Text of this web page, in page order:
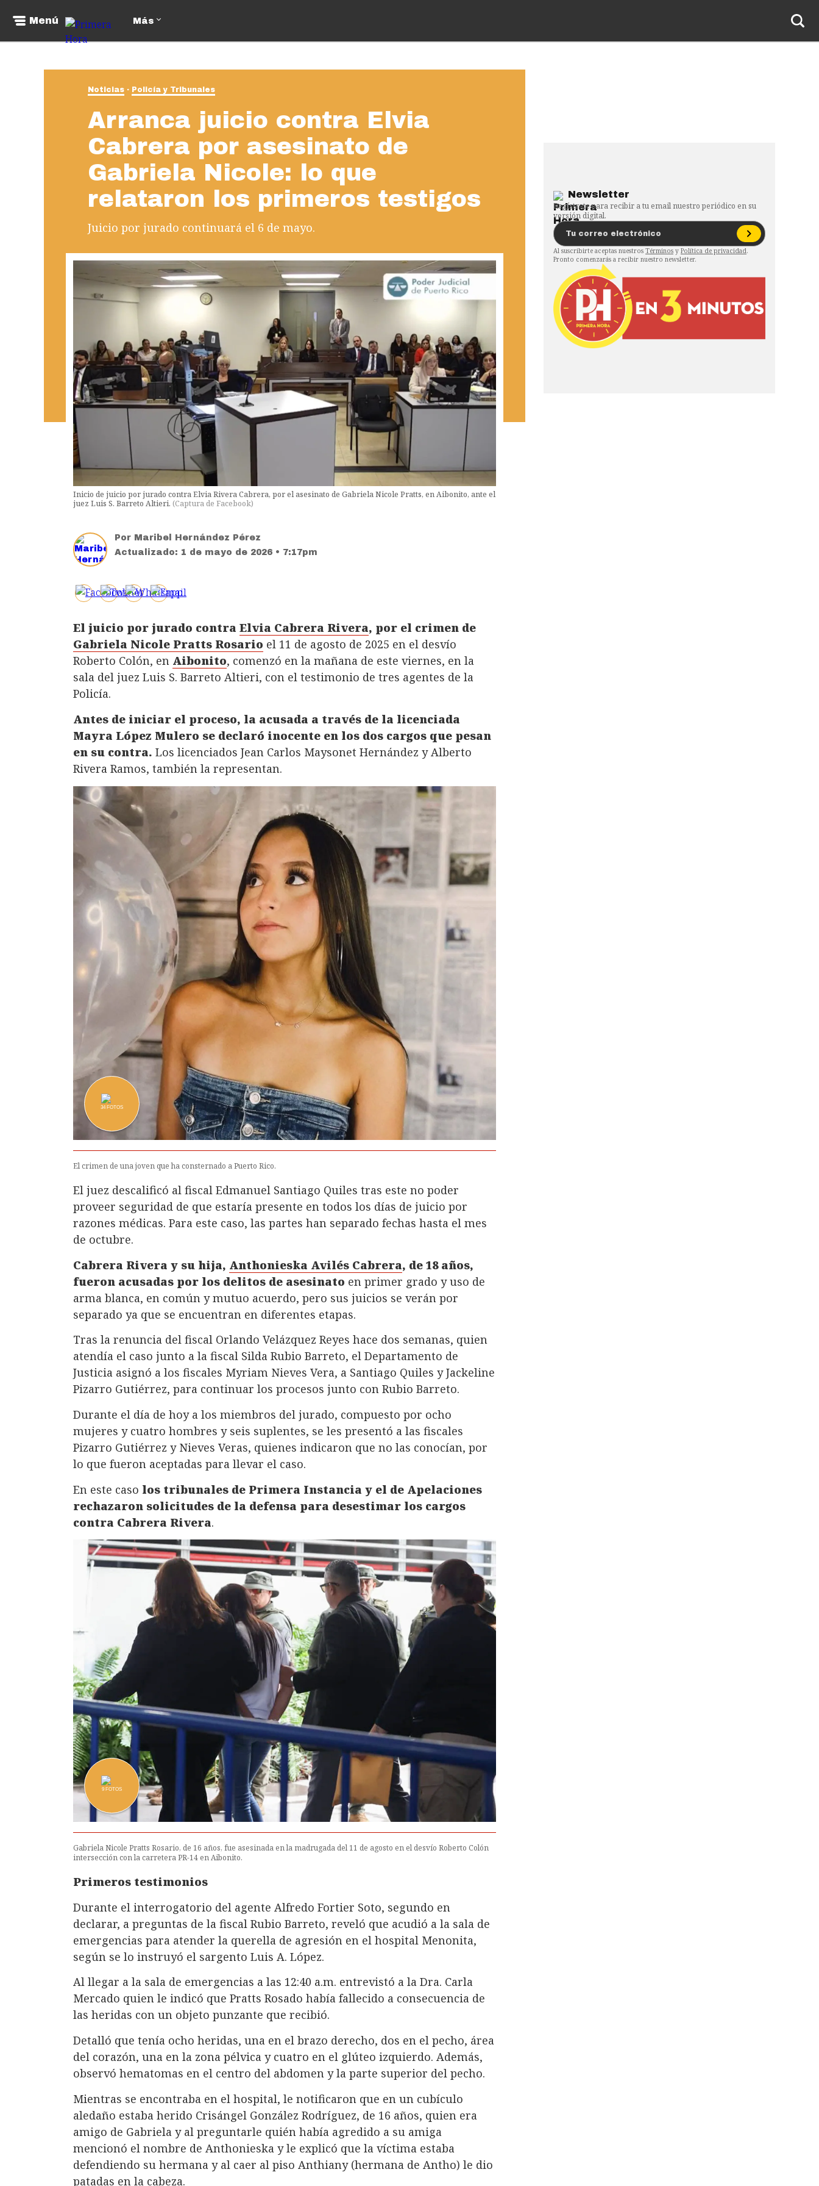
Menú Más
Noticias Policía y Tribunales
Arranca juicio contra Elvia
Cabrera por asesinato de
Gabriela Nicole: lo que
relataron los primeros testigos
Juicio por jurado continuará el 6 de mayo.
Inicio de juicio por jurado contra Elvia Rivera Cabrera, por el asesinato de Gabriela Nicole Pratts, en Aibonito, ante el
juez Luis S. Barreto Altieri. (Captura de Facebook)
Por Maribel Hernández Pérez
Actualizado: 1 de mayo de 2026 • 7:17pm
El juicio por jurado contra Elvia Cabrera Rivera, por el crimen de
Gabriela Nicole Pratts Rosario el 11 de agosto de 2025 en el desvío
Roberto Colón, en Aibonito, comenzó en la mañana de este viernes, en la
sala del juez Luis S. Barreto Altieri, con el testimonio de tres agentes de la
Policía.
Antes de iniciar el proceso, la acusada a través de la licenciada
Mayra López Mulero se declaró inocente en los dos cargos que pesan
en su contra. Los licenciados Jean Carlos Maysonet Hernández y Alberto
Rivera Ramos, también la representan.
34 FOTOS
El crimen de una joven que ha consternado a Puerto Rico.
El juez descalificó al fiscal Edmanuel Santiago Quiles tras este no poder
proveer seguridad de que estaría presente en todos los días de juicio por
razones médicas. Para este caso, las partes han separado fechas hasta el mes
de octubre.
Cabrera Rivera y su hija, Anthonieska Avilés Cabrera, de 18 años,
fueron acusadas por los delitos de asesinato en primer grado y uso de
arma blanca, en común y mutuo acuerdo, pero sus juicios se verán por
separado ya que se encuentran en diferentes etapas.
Tras la renuncia del fiscal Orlando Velázquez Reyes hace dos semanas, quien
atendía el caso junto a la fiscal Silda Rubio Barreto, el Departamento de
Justicia asignó a los fiscales Myriam Nieves Vera, a Santiago Quiles y Jackeline
Pizarro Gutiérrez, para continuar los procesos junto con Rubio Barreto.
Durante el día de hoy a los miembros del jurado, compuesto por ocho
mujeres y cuatro hombres y seis suplentes, se les presentó a las fiscales
Pizarro Gutiérrez y Nieves Veras, quienes indicaron que no las conocían, por
lo que fueron aceptadas para llevar el caso.
En este caso los tribunales de Primera Instancia y el de Apelaciones
rechazaron solicitudes de la defensa para desestimar los cargos
contra Cabrera Rivera.
9 FOTOS
Gabriela Nicole Pratts Rosario, de 16 años, fue asesinada en la madrugada del 11 de agosto en el desvío Roberto Colón
intersección con la carretera PR-14 en Aibonito.
Primeros testimonios
Durante el interrogatorio del agente Alfredo Fortier Soto, segundo en
declarar, a preguntas de la fiscal Rubio Barreto, reveló que acudió a la sala de
emergencias para atender la querella de agresión en el hospital Menonita,
según se lo instruyó el sargento Luis A. López.
Al llegar a la sala de emergencias a las 12:40 a.m. entrevistó a la Dra. Carla
Mercado quien le indicó que Pratts Rosado había fallecido a consecuencia de
las heridas con un objeto punzante que recibió.
Detalló que tenía ocho heridas, una en el brazo derecho, dos en el pecho, área
del corazón, una en la zona pélvica y cuatro en el glúteo izquierdo. Además,
observó hematomas en el centro del abdomen y la parte superior del pecho.
Mientras se encontraba en el hospital, le notificaron que en un cubículo
aledaño estaba herido Crisángel González Rodríguez, de 16 años, quien era
amigo de Gabriela y al preguntarle quién había agredido a su amiga
mencionó el nombre de Anthonieska y le explicó que la víctima estaba
defendiendo su hermana y al caer al piso Anthiany (hermana de Antho) le dio
patadas en la cabeza.
Newsletter
Regístrate para recibir a tu email nuestro periódico en su
versión digital.
Al suscribirte aceptas nuestros Términos y Política de privacidad.
Pronto comenzarás a recibir nuestro newsletter.